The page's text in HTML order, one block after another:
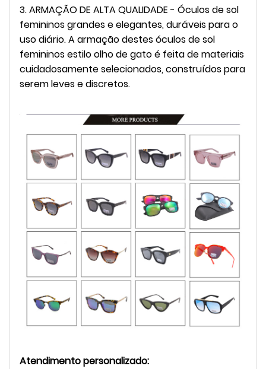
3. ARMAÇÃO DE ALTA QUALIDADE - Óculos de sol
femininos grandes e elegantes, duráveis ​​para o
uso diário. A armação destes óculos de sol
femininos estilo olho de gato é feita de materiais
cuidadosamente selecionados, construídos para
serem leves e discretos.
Atendimento personalizado: